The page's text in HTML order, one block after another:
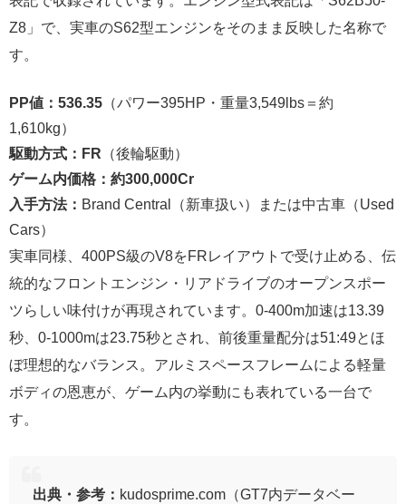
Z8」で、実車のS62型エンジンをそのまま反映した名称で
す。
PP値：536.35 （パワー395HP・重量3,549lbs＝約
1,610kg）
駆動方式：FR （後輪駆動）
ゲーム内価格：約300,000Cr
入手方法： Brand Central（新車扱い）または中古車（Used
Cars）
実車同様、400PS級のV8をFRレイアウトで受け止める、伝
統的なフロントエンジン・リアドライブのオープンスポー
ツらしい味付けが再現されています。0-400m加速は13.39
秒、0-1000mは23.75秒とされ、前後重量配分は51:49とほ
ぼ理想的なバランス。アルミスペースフレームによる軽量
ボディの恩恵が、ゲーム内の挙動にも表れている一台で
す。
出典・参考： kudosprime.com（GT7内データベー